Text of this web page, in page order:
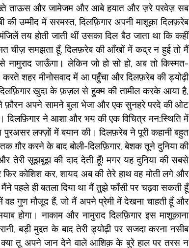
ताऊस और जामेजम और आबे हयात और ज़रे परवेज़ सब
की उम्मीद में सरमस्त, दिलफ़िगार अपनी माशूक़ा दिलफ़रेब
तय होती जाती थीं उसका दिल बैठ जाता था कि कहीं
चीज़ समझता हूँ, दिलफ़रेब की आँखों में कद्र न हुई तो मैं
नामुराद जाऊँगा। लेकिन जो हो सो हो, अब तो किस्मत-
शहर मीनोसवाद में आ पहुँचा और दिलफ़रेब की ड्योढ़ी
खुदा के फ़ज़ल से हुक्म की तामील करके आया है,
अपने सामने बुला भेजा और एक सुनहरे परदे की ओट
ने आशा और भय की एक विचित्र मन:स्थिति में
लफ्ज़ों में बयान की। दिलफ़रेब ने पूरी कहानी बहुत
ग़ौर करने के बाद बोली-दिलफ़िगार, बेशक तूने दुनिया की
तेरी सूझबूझ की दाद देती हूँ! मगर यह दुनिया की सबसे
कोशिश कर, शायद अब की तेरे हाथ वह मोती लगे और
पहले ही बतला दिया था मैं तुझे फाँसी पर चढ़वा सकती हूँ
वह गुण मौजूद हैं, जो मैं अपने प्रेमी में देखना चाहती हूँ और
नाकाम और नामुराद दिलफ़िगार इस माशूक़ाना
बड़ी मुद्दत के बाद तेरी ड्योढ़ी पर सजदा करना नसीब
तू अपने जान देने वाले आशिक़ के बुरे हाल पर तरस न